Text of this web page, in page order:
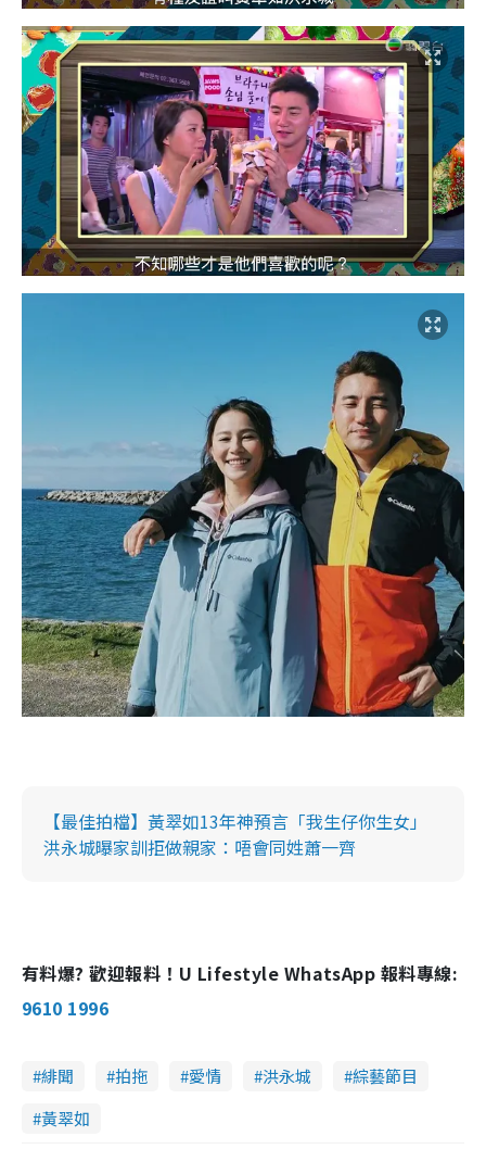
【最佳拍檔】黃翠如13年神預言「我生仔你生女」
洪永城曝家訓拒做親家：唔會同姓蕭一齊
有料爆? 歡迎報料！U Lifestyle WhatsApp 報料專線:
9610 1996
緋聞 拍拖 愛情 洪永城
綜藝節目
黃翠如